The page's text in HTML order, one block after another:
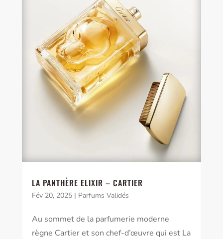
LA PANTHÈRE ELIXIR – CARTIER
Fév 20, 2025| Parfums Validés
Au sommet de la parfumerie moderne
règne Cartier et son chef-d’œuvre qui est La